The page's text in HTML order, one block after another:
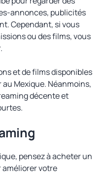
annonces, publicités
Cependant, si vous
ou des films, vous
et de films disponibles
Mexique. Néanmoins,
décente et
pensez à acheter un
améliorer votre